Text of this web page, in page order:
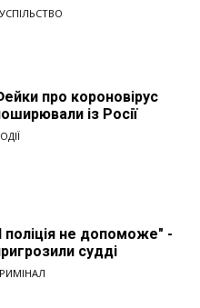
про короновірус
із Росії
поліція не допоможе" -
судді